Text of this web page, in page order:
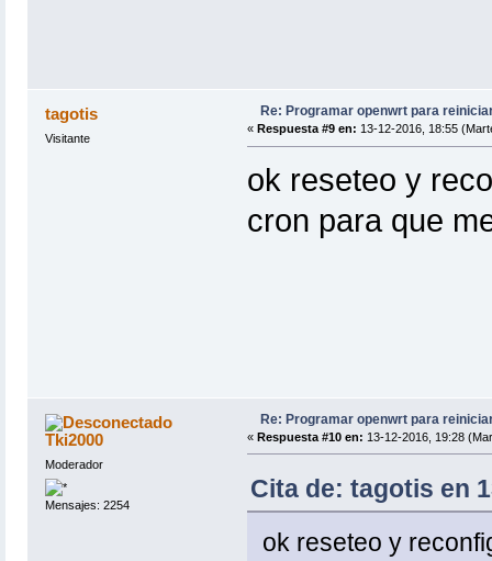
tagotis
Visitante
Re: Programar openwrt para
« Respuesta #9 en: 13-12-2016, 18:55
ok reseteo y
cron para que
Tki2000
Moderador
Mensajes: 2254
Re: Programar openwrt para
« Respuesta #10 en: 13-12-2016, 19:28
Cita de: tagotis en
ok reseteo y